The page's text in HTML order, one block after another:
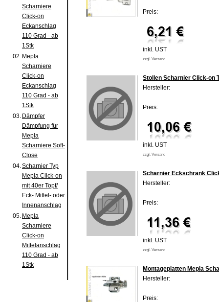
Scharniere
Click-on
Eckanschlag
110 Grad - ab
1Stk
02. Mepla
Scharniere
Click-on
Eckanschlag
110 Grad - ab
1Stk
03. Dämpfer
Dämpfung für
Mepla
Scharniere Soft-
Close
04.Scharnier Typ
Mepla Click-on
mit 40er Topf/
Eck- Mittel- oder
Innenanschlag
05. Mepla
Scharniere
Click-on
Mittelanschlag
110 Grad - ab
1Stk
Preis:
inkl. UST
zzgl. Versand
Stollen Scharnier Click-on
Hersteller:
Preis:
inkl. UST
zzgl. Versand
Scharnier Eckschrank
Hersteller:
Preis:
inkl. UST
zzgl. Versand
Montageplatten Mepla
Hersteller:
Preis: